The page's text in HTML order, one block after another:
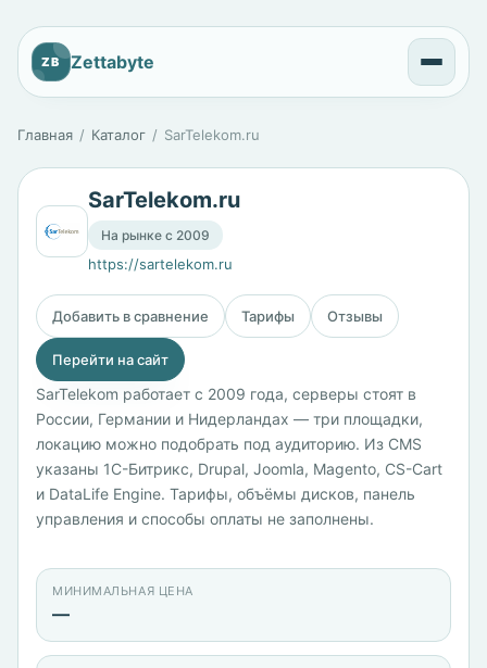
ZB Zettabyte
Главная Каталог SarTelekom.ru
SarTelekom.ru
На рынке с 2009
https://sartelekom.ru
Добавить в сравнение Тарифы Отзывы
Перейти на сайт
SarTelekom работает с 2009 года, серверы стоят в
России, Германии и Нидерландах — три площадки,
локацию можно подобрать под аудиторию. Из CMS
указаны 1С-Битрикс, Drupal, Joomla, Magento, CS-Cart
и DataLife Engine. Тарифы, объёмы дисков, панель
управления и способы оплаты не заполнены.
МИНИМАЛЬНАЯ ЦЕНА
—